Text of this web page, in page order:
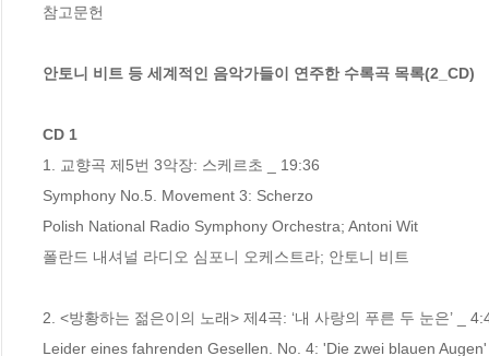
참고문헌
안토니 비트 등 세계적인 음악가들이 연주한 수록곡 목록(2_CD)
CD 1
1. 교향곡 제5번 3악장: 스케르초 _ 19:36
Symphony No.5. Movement 3: Scherzo
Polish National Radio Symphony Orchestra; Antoni Wit
폴란드 내셔널 라디오 심포니 오케스트라; 안토니 비트
2. <방황하는 젊은이의 노래> 제4곡: ‘내 사랑의 푸른 두 눈은’ _
Leider eines fahrenden Gesellen. No. 4: 'Die zwei blauen Augen'